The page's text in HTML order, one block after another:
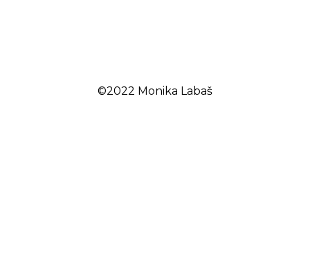
©2022 Monika Labaš